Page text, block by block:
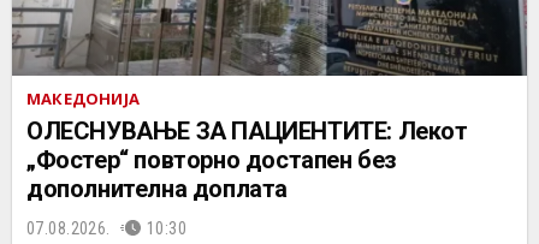
МАКЕДОНИЈА
ОЛЕСНУВАЊЕ ЗА ПАЦИЕНТИТЕ: Лекот
„Фостер“ повторно достапен без
дополнителна доплата
07.08.2026. 10:30